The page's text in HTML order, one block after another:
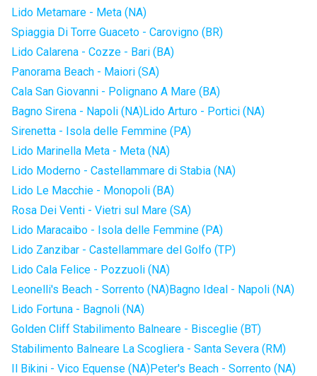
Lido Metamare - Meta (NA)
Spiaggia Di Torre Guaceto - Carovigno (BR)
Lido Calarena - Cozze - Bari (BA)
Panorama Beach - Maiori (SA)
Cala San Giovanni - Polignano A Mare (BA)
Bagno Sirena - Napoli (NA)Lido Arturo - Portici (NA)
Sirenetta - Isola delle Femmine (PA)
Lido Marinella Meta - Meta (NA)
Lido Moderno - Castellammare di Stabia (NA)
Lido Le Macchie - Monopoli (BA)
Rosa Dei Venti - Vietri sul Mare (SA)
Lido Maracaibo - Isola delle Femmine (PA)
Lido Zanzibar - Castellammare del Golfo (TP)
Lido Cala Felice - Pozzuoli (NA)
Leonelli's Beach - Sorrento (NA)Bagno Ideal - Napoli (NA)
Lido Fortuna - Bagnoli (NA)
Golden Cliff Stabilimento Balneare - Bisceglie (BT)
Stabilimento Balneare La Scogliera - Santa Severa (RM)
Il Bikini - Vico Equense (NA)Peter's Beach - Sorrento (NA)